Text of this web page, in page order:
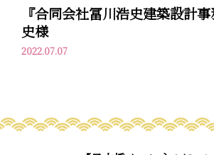
『合同会社冨川浩史建築設計
史様
2022.07.07